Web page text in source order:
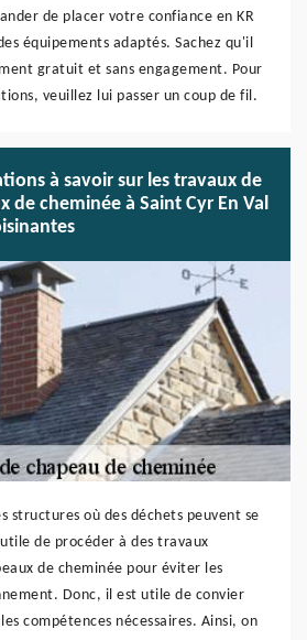
de placer votre confiance en KR
équipements adaptés. Sachez qu'il
gratuit et sans engagement. Pour
veuillez lui passer un coup de fil.
à savoir sur les travaux de
de cheminée à Saint Cyr En Val
structures où des déchets peuvent se
de procéder à des travaux
de cheminée pour éviter les
Donc, il est utile de convier
compétences nécessaires. Ainsi, on